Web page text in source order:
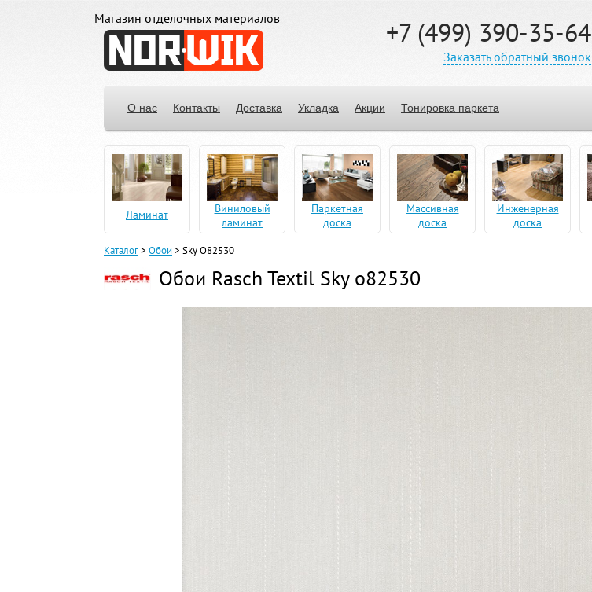
Магазин отделочных материалов +7 (499) 390-35-64
Заказать обратный звонок
О нас Контакты Доставка Укладка Акции Тонировка паркета
Ламинат
Виниловый
ламинат
Паркетная
доска
Массивная
доска
Инженерная
доска
Каталог> Обои> Sky O82530
Обои Rasch Textil Sky o82530